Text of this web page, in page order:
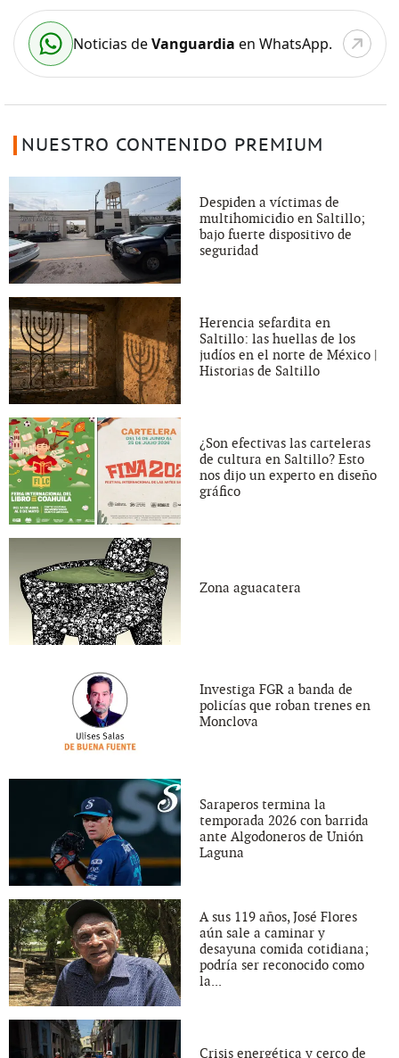
Noticias deVanguardia en WhatsApp.
NUESTRO CONTENIDO PREMIUM
Despiden a víctimas de
multihomicidio en Saltillo;
bajo fuerte dispositivo de
seguridad
Herencia sefardita en
Saltillo: las huellas de los
judíos en el norte de México |
Historias de Saltillo
¿Son efectivas las carteleras
de cultura en Saltillo? Esto
nos dijo un experto en diseño
gráfico
Zona aguacatera
Investiga FGR a banda de
policías que roban trenes en
Monclova
Saraperos termina la
temporada 2026 con barrida
ante Algodoneros de Unión
Laguna
A sus 119 años, José Flores
aún sale a caminar y
desayuna comida cotidiana;
podría ser reconocido como
la...
Crisis energética y cerco de